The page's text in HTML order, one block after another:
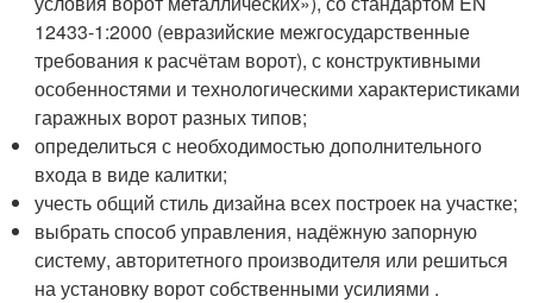
12433-1:2000 (евразийские межгосударственные
требования к расчётам ворот), с конструктивными
особенностями и технологическими характеристиками
гаражных ворот разных типов;
определиться с необходимостью дополнительного
входа в виде калитки;
учесть общий стиль дизайна всех построек на участке;
выбрать способ управления, надёжную запорную
систему, авторитетного производителя или решиться
на установку ворот собственными усилиями .